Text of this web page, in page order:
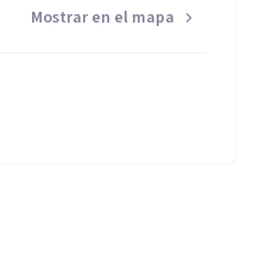
Mostrar en el mapa